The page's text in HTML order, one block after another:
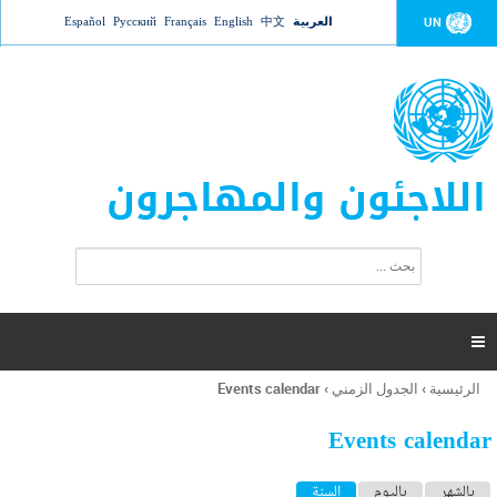
Jump to navigation UN العربية 中文
English
Français
Русский
Español
اللاجئون والمهاجرون
ت
ر
ل
ح
ب

أنت
هنا
الرئيسية › الجدول الزمني ›
Events calendar
Events calendar